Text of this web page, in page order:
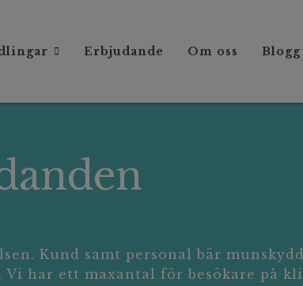
Erbjudande Om oss Blogg
Kund samt personal bär
har ett maxantal för besökare på